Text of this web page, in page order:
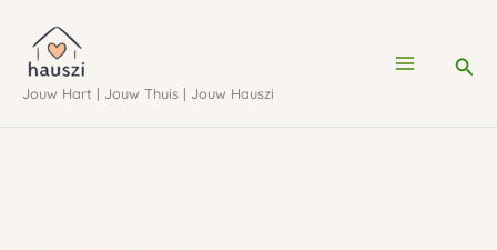
naar
deJouw Hart | Jouw Thuis | Jouw Hauszi